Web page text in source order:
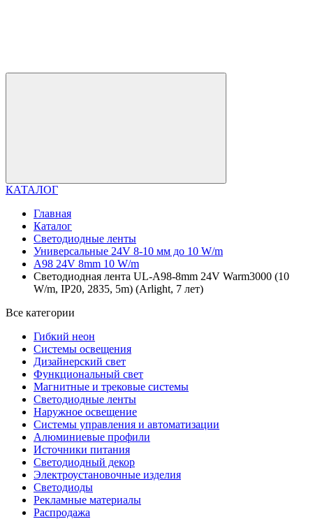
КАТАЛОГ
Главная
Каталог
Светодиодные ленты
Универсальные 24V 8-10 мм до 10 W/m
A98 24V 8mm 10 W/m
Светодиодная лента UL-A98-8mm 24V Warm3000 (10
W/m, IP20, 2835, 5m) (Arlight, 7 лет)
Все категории
Гибкий неон
Системы освещения
Дизайнерский свет
Функциональный свет
Магнитные и трековые системы
Светодиодные ленты
Наружное освещение
Системы управления и автоматизации
Алюминиевые профили
Источники питания
Светодиодный декор
Электроустановочные изделия
Светодиоды
Рекламные материалы
Распродажа